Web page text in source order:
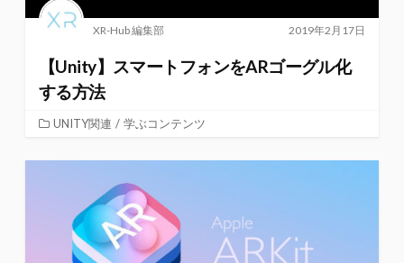
2019年2月17日
XR-Hub 編集部
【Unity】スマートフォンをARゴーグル化
する方法
UNITY関連 / 学ぶコンテンツ